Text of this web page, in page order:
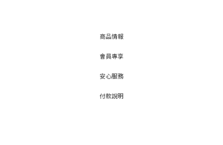
商品情報
會員專享
安心服務
付款說明